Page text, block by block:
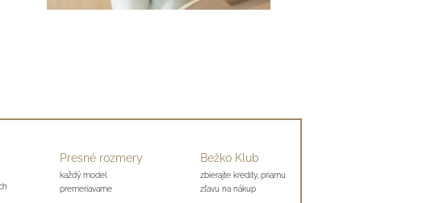
Presné rozmery
každý model
premeriavame
Bežko Klub
zbierajte kredity, priamu
zľavu na nákup